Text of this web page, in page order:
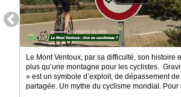
Agenda
Gazette
Médias
groupe
Le Mont Ventoux, par sa difficulté, son histoire
plus qu’une montagne pour les cyclistes.
» est un symbole d’exploit, de dépassement de
partagée. Un mythe du cyclisme mondial. Pour